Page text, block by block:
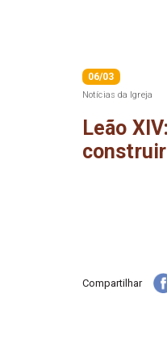
06/03
Notícias da Igreja
Leão
Compartilhar